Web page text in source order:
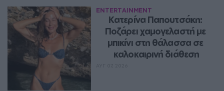
ENTERTAINMENT
Κατερίνα Παπουτσάκη:
Ποζάρει χαμογελαστή με
μπικίνι στη θάλασσα σε
καλοκαιρινή διάθεση